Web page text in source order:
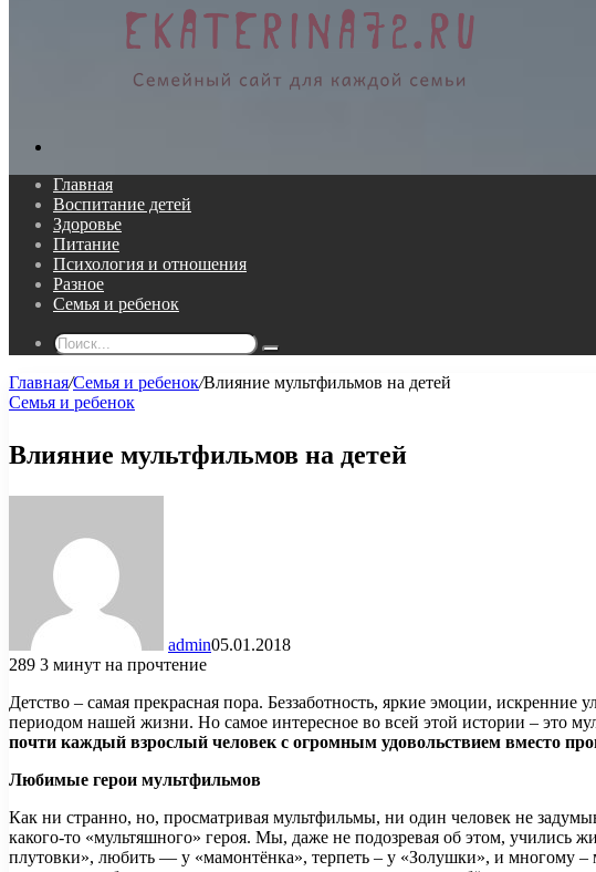
Главная
Воспитание детей
Здоровье
Питание
Психология и отношения
Разное
Семья и ребенок
Поиск...
Главная/Семья и ребенок/Влияние мультфильмов на детей
Семья и ребенок
Влияние мультфильмов на детей
admin05.01.2018
289 3 минут на прочтение
Детство – самая прекрасная пора. Беззаботность, яркие эмоции,
периодом нашей жизни. Но самое интересное во всей этой истории – это
почти каждый взрослый человек с огромным удовольствием вместо
Любимые герои мультфильмов
Как ни странно, но, просматривая мультфильмы, ни один человек не
какого-то «мультяшного» героя. Мы, даже не подозревая об этом,
плутовки», любить — у «мамонтёнка», терпеть – у «Золушки», и многому